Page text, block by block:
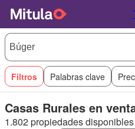
Filtros Palabras clave
Casas Rurales en
1.802 propiedades disponibles